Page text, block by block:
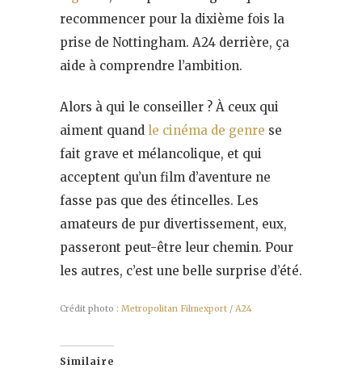
recommencer pour la dixième fois la
prise de Nottingham. A24 derrière, ça
aide à comprendre l’ambition.
Alors à qui le conseiller ? À ceux qui
aiment quand le cinéma de genre se
fait grave et mélancolique, et qui
acceptent qu’un film d’aventure ne
fasse pas que des étincelles. Les
amateurs de pur divertissement, eux,
passeront peut-être leur chemin. Pour
les autres, c’est une belle surprise d’été.
Crédit photo : Metropolitan Filmexport / A24
Similaire